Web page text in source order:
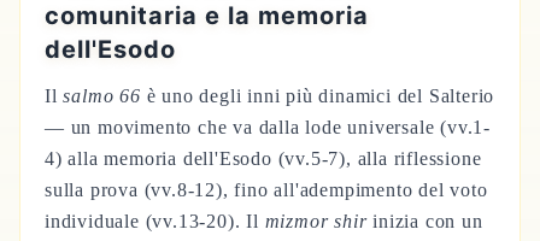
comunitaria e la memoria
dell'Esodo
Ilsalmo 66 è uno degli inni più dinamici del Salterio
— un movimento che va dalla lode universale (vv.1-
4) alla memoria dell'Esodo (vv.5-7), alla riflessione
sulla prova (vv.8-12), fino all'adempimento del voto
individuale (vv.13-20). Il mizmor shirinizia con un